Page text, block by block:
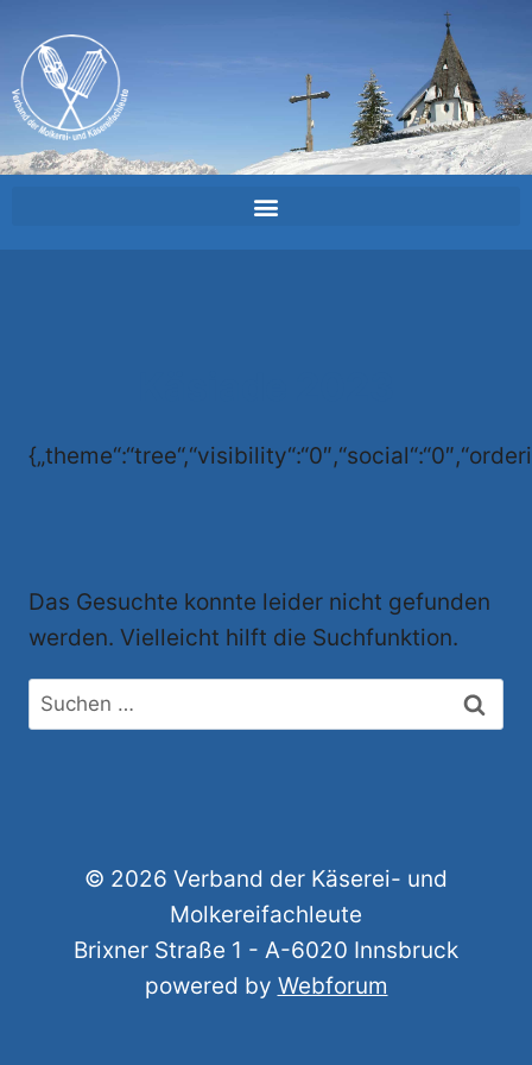
Das Gesuchte konnte leider nicht gefunden
werden. Vielleicht hilft die Suchfunktion.
© 2026 Verband der Käserei- und
Molkereifachleute
Brixner Straße 1 - A-6020 Innsbruck
powered by Webforum